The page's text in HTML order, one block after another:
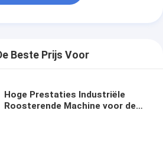
Beste Prijs Voor
Hoge Prestaties Industriële
Roosterende Machine voor de